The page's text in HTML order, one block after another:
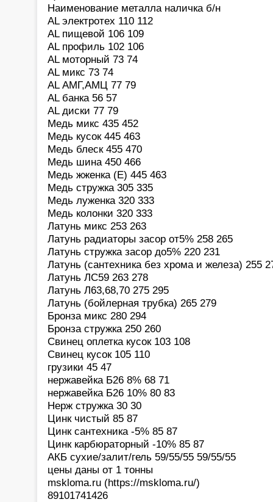
Наименование металла наличка б/н
AL электротех 110 112
AL пищевой 106 109
AL профиль 102 106
AL моторный 73 74
AL микс 73 74
AL АМГ,АМЦ 77 79
AL банка 56 57
AL диски 77 79
Медь микс 435 452
Медь кусок 445 463
Медь блеск 455 470
Медь шина 450 466
Медь жженка (Е) 445 463
Медь стружка 305 335
Медь луженка 320 333
Медь колонки 320 333
Латунь микс 253 263
Латунь радиаторы засор от5% 258 265
Латунь стружка засор до5% 220 231
Латунь (сантехника без хрома и железа) 255
Латунь ЛС59 263 278
Латунь Л63,68,70 275 295
Латунь (бойлерная трубка) 265 279
Бронза микс 280 294
Бронза стружка 250 260
Свинец оплетка кусок 103 108
Свинец кусок 105 110
грузики 45 47
нержавейка Б26 8% 68 71
нержавейка Б26 10% 80 83
Нерж стружка 30 30
Цинк чистый 85 87
Цинк сантехника -5% 85 87
Цинк карбюраторный -10% 85 87
АКБ сухие/залит/гель 59/55/55 59/55/55
цены даны от 1 тонны
mskloma.ru (https://mskloma.ru/)
89101741426